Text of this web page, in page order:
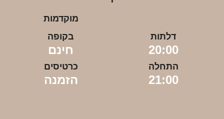
מוקדמות
דלתות
20:00
בקופה
חינם
התחלה
21:00
כרטיסים
הזמנה